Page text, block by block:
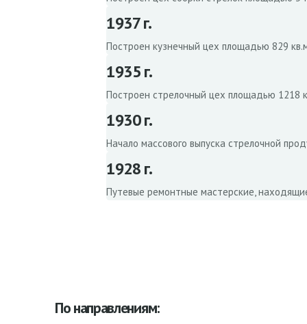
1937 г.
Построен кузнечный цех площадью 829
1935 г.
Построен стрелочный цех площадью 1218
1930 г.
Начало массового выпуска стрелочной
1928 г.
Путевые ремонтные мастерские,
По направлениям: